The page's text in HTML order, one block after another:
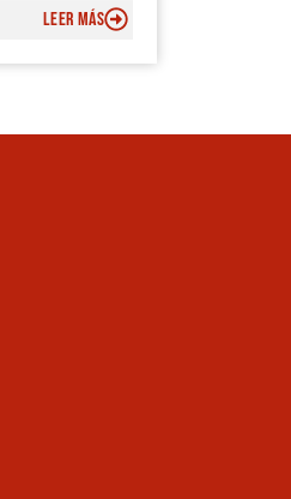
LEER MÁS